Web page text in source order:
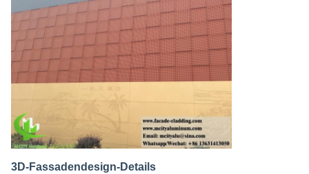
3D-Fassadendesign-Details